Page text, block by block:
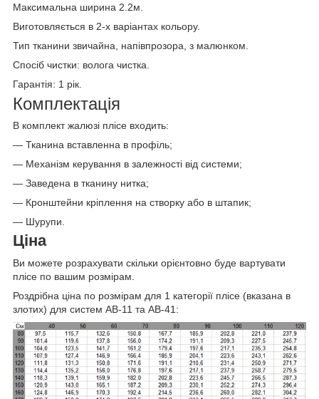
Максимальна ширина 2.2м.
Виготовляється в 2-х варіантах кольору.
Тип тканини звичайна, напівпрозора, з малюнком.
Спосіб чистки: волога чистка
Гарантія: 1 рік.
Комплектація
В комплект жалюзі плісе входить:
— Тканина вставленна в профіль;
— Механізм керування в залежності від системи;
— Заведена в тканину нитка;
— Кронштейни кріплення на створку або в штапик;
— Шурупи.
Ціна
Ви можете розрахувати скільки орієнтовно буде вартувати
плісе по вашим розмірам.
Роздрібна ціна по розмірам для 1 категорії плісе (вказана в
злотих) для систем AB-11 та AB-41: